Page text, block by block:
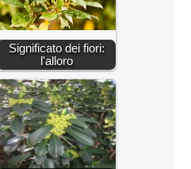
Significato dei fiori:
l'alloro